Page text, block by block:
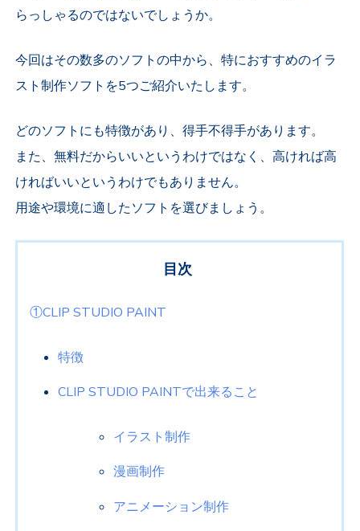
らっしゃるのではないでしょうか。
今回はその数多のソフトの中から、特におすすめのイラ
スト制作ソフトを5つご紹介いたします。
どのソフトにも特徴があり、得手不得手があります。
また、無料だからいいというわけではなく、高ければ高
ければいいというわけでもありません。
用途や環境に適したソフトを選びましょう。
目次
①CLIP STUDIO PAINT
特徴
CLIP STUDIO PAINTで出来ること
イラスト制作
漫画制作
アニメーション制作